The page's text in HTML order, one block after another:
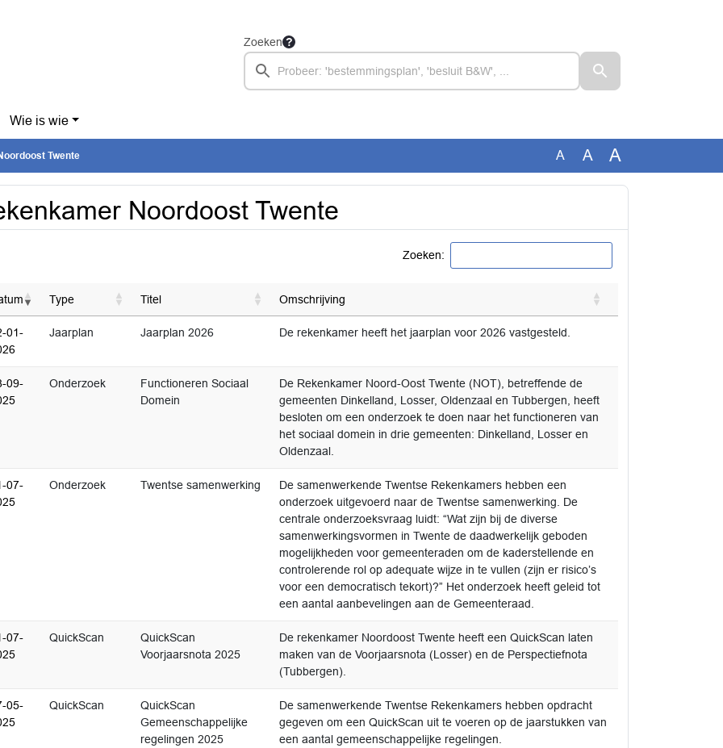
Zoeken
Wie is wie
Twente A A A
Noordoost Twente
Zoeken:
Type Titel Omschrijving
01-
Jaarplan Jaarplan 2026 De rekenkamer heeft het jaarplan voor 2026 vastgesteld.
09-
Onderzoek
Functioneren Sociaal
Domein
De Rekenkamer Noord-Oost Twente (NOT), betreffende de
gemeenten Dinkelland, Losser, Oldenzaal en Tubbergen, heeft
besloten om een onderzoek te doen naar het functioneren van
het sociaal domein in drie gemeenten: Dinkelland, Losser en
Oldenzaal.
07-
Onderzoek Twentse samenwerking
De samenwerkende Twentse Rekenkamers hebben een
onderzoek uitgevoerd naar de Twentse samenwerking. De
centrale onderzoeksvraag luidt: “Wat zijn bij de diverse
samenwerkingsvormen in Twente de daadwerkelijk geboden
mogelijkheden voor gemeenteraden om de kaderstellende en
controlerende rol op adequate wijze in te vullen (zijn er risico’s
voor een democratisch tekort)?” Het onderzoek heeft geleid tot
een aantal aanbevelingen aan de Gemeenteraad.
07-
QuickScan
QuickScan
Voorjaarsnota 2025
De rekenkamer Noordoost Twente heeft een QuickScan laten
maken van de Voorjaarsnota (Losser) en de Perspectiefnota
(Tubbergen).
05-
QuickScan
QuickScan
Gemeenschappelijke
regelingen 2025
De samenwerkende Twentse Rekenkamers hebben opdracht
gegeven om een QuickScan uit te voeren op de jaarstukken van
een aantal gemeenschappelijke regelingen.